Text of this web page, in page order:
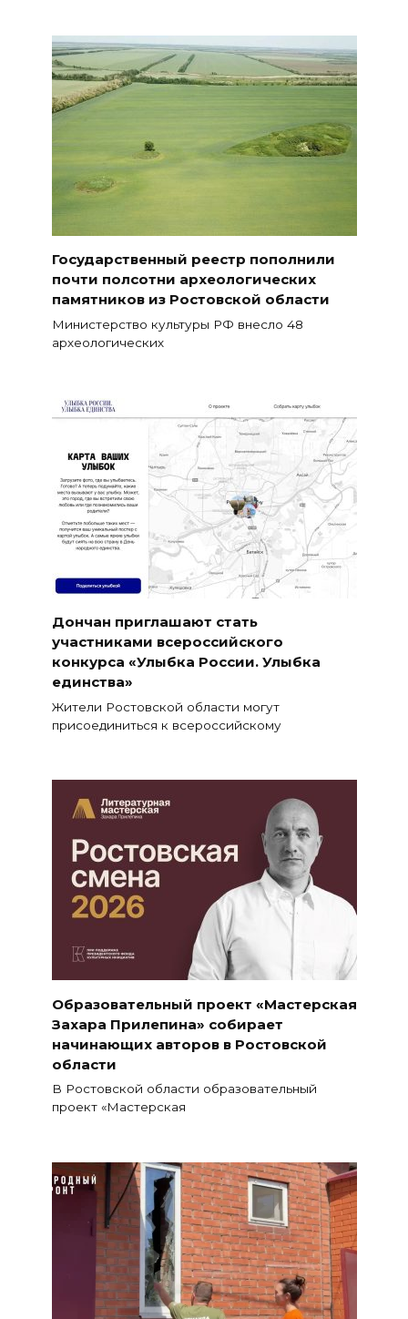
Государственный реестр пополнили
почти полсотни археологических
памятников из Ростовской области
Министерство культуры РФ внесло 48
археологических
Дончан приглашают стать
участниками всероссийского
конкурса «Улыбка России. Улыбка
единства»
Жители Ростовской области могут
присоединиться к всероссийскому
Образовательный проект «Мастерская
Захара Прилепина» собирает
начинающих авторов в Ростовской
области
В Ростовской области образовательный
проект «Мастерская